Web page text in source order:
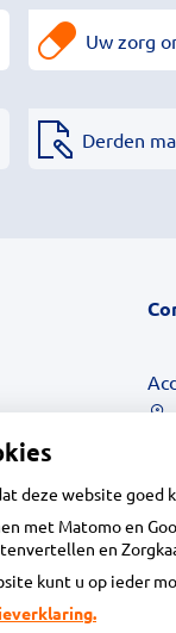
Uw zorg
Derden
deze website
met Matomo en
en
kunt u op ieder